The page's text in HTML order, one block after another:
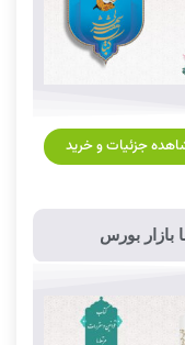
جزئیات و خرید
بازار بورس